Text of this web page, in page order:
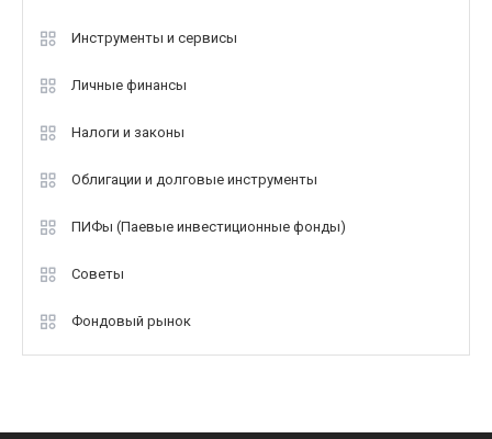
Инструменты и сервисы
Личные финансы
Налоги и законы
Облигации и долговые инструменты
ПИФы (Паевые инвестиционные фонды)
Советы
Фондовый рынок